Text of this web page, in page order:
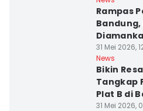
Rampas
31 Mei 2026,
News
Bikin
Tangkap
Plat B di
31 Mei 2026,